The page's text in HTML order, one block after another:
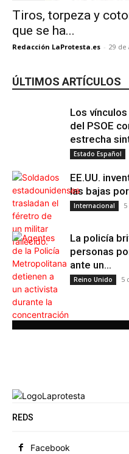
Tiros, torpeza y
que se ha...
Redacción LaProtesta.es - 29 de
ÚLTIMOS ARTÍCULOS
Los
del PSOE
estrecha
Estado Español
EE.UU.
las bajas
Internacional
La policía
personas
ante un...
Reino Unido 5
REDS
Facebook